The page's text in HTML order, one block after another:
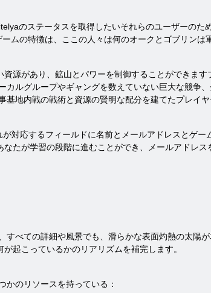
のステータスを取得したいそれらのユーザーのた
ムの特徴は、ここの人々は何のオークとゴブリンは
源があり、鉱山とパワーを制御することができま
ルグループやギャングを数えていない巨大な競争
地内戦の戦術と資源の賢明な配分を建てたプレイ
対応するフィールドに名前とメールアドレスとゲー
たが学習の段階に進むことができ、メールアドレス
べての詳細や風景でも、滑らかな表面灼熱の太陽
起こっているかのリアリズムを補完します。
かのリソースを持っている：